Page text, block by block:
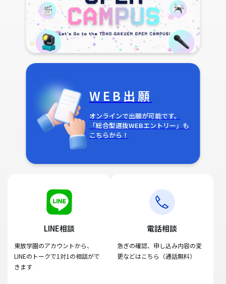
WEB出願
オンラインで出願が可能です。
「総合型選抜WEBエントリー」も
こちらから！
LINE相談
東放学園のアカウントから、
LINEのトークで1対1の相談がで
きます
電話相談
急ぎの確認、申し込み内容の変
更などはこちら（通話無料）